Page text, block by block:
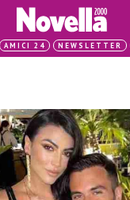
AMICI 24 NEWSLETTER